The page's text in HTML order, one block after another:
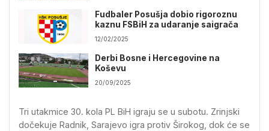
Fudbaler Posušja dobio rigoroznu
kaznu FSBiH za udaranje saigrača
12/02/2025
Derbi Bosne i Hercegovine na
Koševu
20/09/2025
Tri utakmice 30. kola PL BiH igraju se u subotu. Zrinjski
dočekuje Radnik, Sarajevo igra protiv Širokog, dok će se